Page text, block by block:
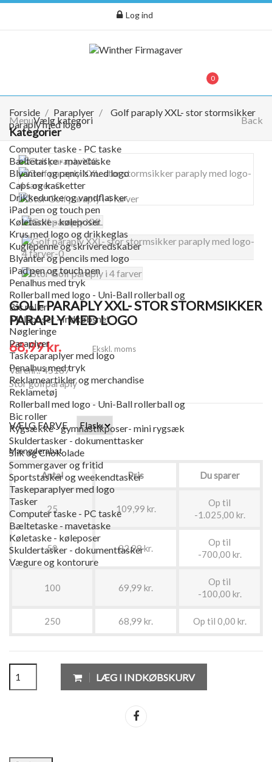
Log ind
0
Menu Back
Vælg kategori
Kategorier
Computer taske - PC taske
Bæltetaske - mavetaske
Blyanter og pencils med logo
Caps og kasketter
Drikkedunke og vandflasker
iPad pen og touch pen
Køletaske - køleposer
Krus med logo og drikkeglas
Kuglepenne og skriveredskaber
Blyanter og pencils med logo
iPad pen og touch pen
Penalhus med tryk
Rollerball med logo - Uni-Ball rollerball og
Bic roller
Muleposer - Indkøbsnet
Nøgleringe
Paraplyer
Taskeparaplyer med logo
Penalhus med tryk
Reklameartikler og merchandise
Reklametøj
Rollerball med logo - Uni-Ball rollerball og
Bic roller
Rygsække - gymnastikposer- mini rygsæk
Skuldertasker - dokumenttasker
Slik og Chokolade
Sommergaver og fritid
Sportstasker og weekendtasker
Taskeparaplyer med logo
Tasker
Computer taske - PC taske
Bæltetaske - mavetaske
Køletaske - køleposer
Skuldertasker - dokumenttasker
Vægure og kontorure
Forside Paraplyer
Golf paraply XXL- stor stormsikker
paraply med logo
GOLF PARAPLY XXL- STOR STORMSIKKER
PARAPLY MED LOGO
68,99 kr.
Ekskl. moms
Varenr.: 45187
Stor golfparaply
VÆLG FARVE
Mængderabat
Antal Pris Du sparer
25 109,99 kr.
Op til
-1.025,00 kr.
50 82,99 kr.
Op til
-700,00 kr.
100 69,99 kr.
Op til
-100,00 kr.
250 68,99 kr. Op til 0,00 kr.
LÆG I INDKØBSKURV